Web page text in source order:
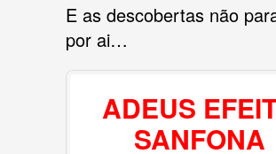
E as descobertas não
por ai…
ADEUS
SANFONA